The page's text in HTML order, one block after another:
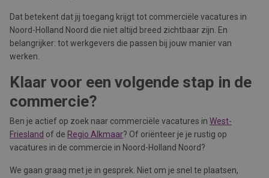
Dat betekent dat jij toegang krijgt tot commerciële vacatures in
Noord-Holland Noord die niet altijd breed zichtbaar zijn. En
belangrijker: tot werkgevers die passen bij jouw manier van
werken.
Klaar voor een volgende stap in de
commercie?
Ben je actief op zoek naar commerciële vacatures in West-
Friesland of de Regio Alkmaar? Of oriënteer je je rustig op
vacatures in de commercie in Noord-Holland Noord?
We gaan graag met je in gesprek. Niet om je snel te plaatsen,